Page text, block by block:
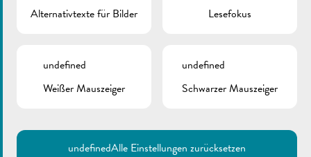
Alternativtexte für Bilder
Lesefokus
undefined
Weißer Mauszeiger
undefined
Schwarzer Mauszeiger
undefinedAlle Einstellungen zurücksetzen